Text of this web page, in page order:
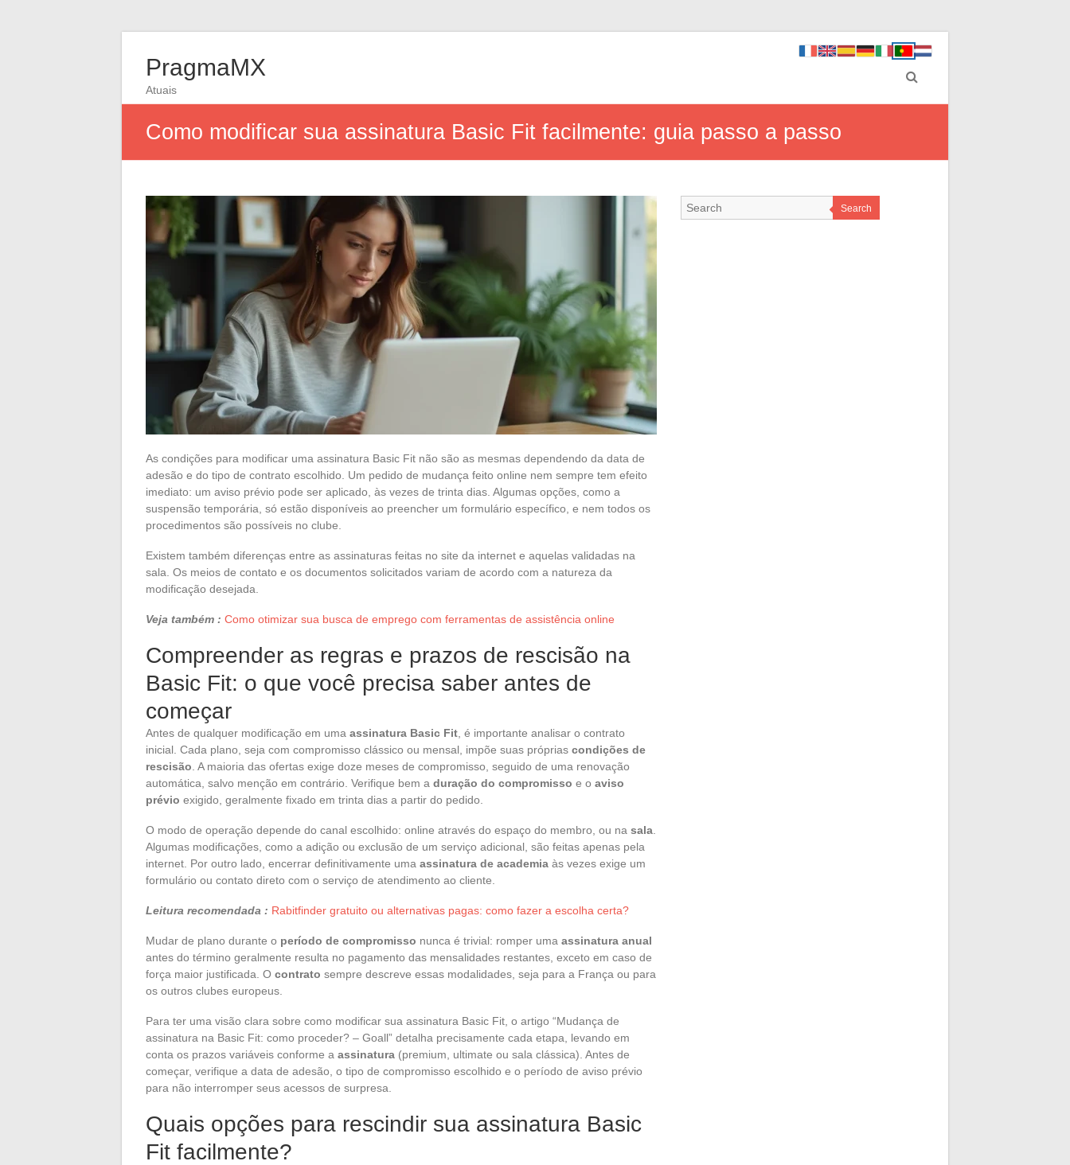
PragmaMX
Atuais
Como modificar sua assinatura Basic Fit facilmente: guia passo a passo
As condições para modificar uma assinatura Basic Fit não são as mesmas dependendo da data de
adesão e do tipo de contrato escolhido. Um pedido de mudança feito online nem sempre tem efeito
imediato: um aviso prévio pode ser aplicado, às vezes de trinta dias. Algumas opções, como a
suspensão temporária, só estão disponíveis ao preencher um formulário específico, e nem todos os
procedimentos são possíveis no clube.
Existem também diferenças entre as assinaturas feitas no site da internet e aquelas validadas na
sala. Os meios de contato e os documentos solicitados variam de acordo com a natureza da
modificação desejada.
Veja também : Como otimizar sua busca de emprego com ferramentas de assistência online
Compreender as regras e prazos de rescisão na
Basic Fit: o que você precisa saber antes de
começar
Antes de qualquer modificação em uma assinatura Basic Fit , é importante analisar o contrato
inicial. Cada plano, seja com compromisso clássico ou mensal, impõe suas próprias condições de
rescisão . A maioria das ofertas exige doze meses de compromisso, seguido de uma renovação
automática, salvo menção em contrário. Verifique bem a duração do compromisso e o aviso
prévio exigido, geralmente fixado em trinta dias a partir do pedido.
O modo de operação depende do canal escolhido: online através do espaço do membro, ou na sala
Algumas modificações, como a adição ou exclusão de um serviço adicional, são feitas apenas pela
internet. Por outro lado, encerrar definitivamente uma assinatura de academia às vezes exige um
formulário ou contato direto com o serviço de atendimento ao cliente.
Leitura recomendada : Rabitfinder gratuito ou alternativas pagas: como fazer a escolha certa?
Mudar de plano durante o período de compromisso nunca é trivial: romper uma assinatura anual
antes do término geralmente resulta no pagamento das mensalidades restantes, exceto em caso de
força maior justificada. O contrato sempre descreve essas modalidades, seja para a França ou para
os outros clubes europeus.
Para ter uma visão clara sobre como modificar sua assinatura Basic Fit, o artigo “Mudança de
assinatura na Basic Fit: como proceder? – Goall” detalha precisamente cada etapa, levando em
conta os prazos variáveis conforme a assinatura (premium, ultimate ou sala clássica). Antes de
começar, verifique a data de adesão, o tipo de compromisso escolhido e o período de aviso prévio
para não interromper seus acessos de surpresa.
Quais opções para rescindir sua assinatura Basic
Fit facilmente?
Search